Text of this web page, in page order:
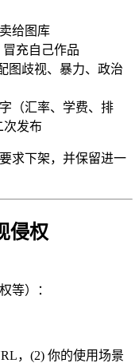
给图库
冒充自己作品
图歧视、暴力、政治
（汇率、学费、排
次发布
求下架，并保留进一
侵权
等）：
，(2) 你的使用场景